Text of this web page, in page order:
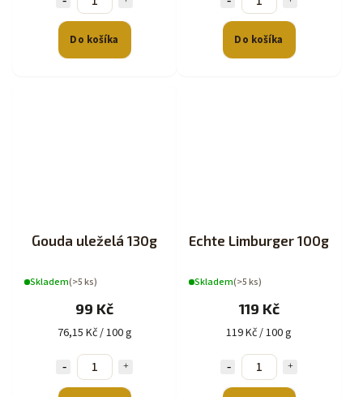
Do košíka Do košíka
Gouda uleželá 130g
Skladem(>5 ks)
99 Kč
76,15 Kč / 100 g
Echte Limburger 100g
Skladem(>5 ks)
119 Kč
119 Kč / 100 g